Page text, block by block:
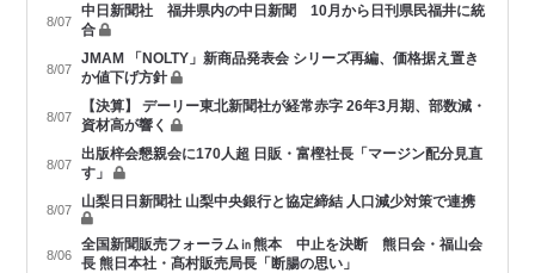
8/07
中日新聞社 福井県内の中日新聞 10月から日刊県民福井に統
合
8/07
JMAM 「NOLTY」新商品発表会 シリーズ再編、価格据え置き
か値下げ方針
8/07
【決算】 デーリー東北新聞社が経常赤字 26年3月期、部数減・
資材高が響く
8/07
出版梓会懇親会に170人超 日販・富樫社長「マージン配分見直
す」
8/07 山梨日日新聞社 山梨中央銀行と協定締結 人口減少対策で連携
8/06
全国新聞販売フォーラム㏌熊本 中止を決断 熊日会・福山会
長 熊日本社・髙村販売局長「断腸の思い」